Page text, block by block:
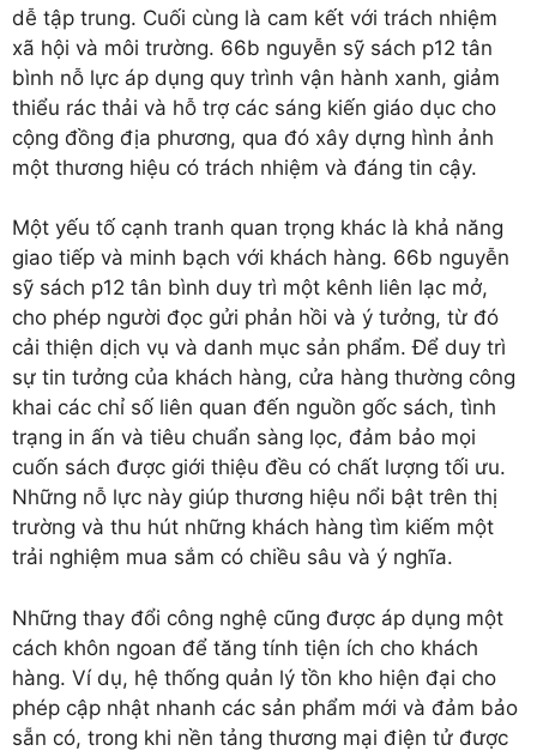
dễ tập trung. Cuối cùng là cam kết với trách nhiệm
xã hội và môi trường. 66b nguyễn sỹ sách p12 tân
bình nỗ lực áp dụng quy trình vận hành xanh, giảm
thiểu rác thải và hỗ trợ các sáng kiến giáo dục cho
cộng đồng địa phương, qua đó xây dựng hình ảnh
một thương hiệu có trách nhiệm và đáng tin cậy.
Một yếu tố cạnh tranh quan trọng khác là khả năng
giao tiếp và minh bạch với khách hàng. 66b nguyễn
sỹ sách p12 tân bình duy trì một kênh liên lạc mở,
cho phép người đọc gửi phản hồi và ý tưởng, từ đó
cải thiện dịch vụ và danh mục sản phẩm. Để duy trì
sự tin tưởng của khách hàng, cửa hàng thường công
khai các chỉ số liên quan đến nguồn gốc sách, tình
trạng in ấn và tiêu chuẩn sàng lọc, đảm bảo mọi
cuốn sách được giới thiệu đều có chất lượng tối ưu.
Những nỗ lực này giúp thương hiệu nổi bật trên thị
trường và thu hút những khách hàng tìm kiếm một
trải nghiệm mua sắm có chiều sâu và ý nghĩa.
Những thay đổi công nghệ cũng được áp dụng một
cách khôn ngoan để tăng tính tiện ích cho khách
hàng. Ví dụ, hệ thống quản lý tồn kho hiện đại cho
phép cập nhật nhanh các sản phẩm mới và đảm bảo
sẵn có, trong khi nền tảng thương mại điện tử được